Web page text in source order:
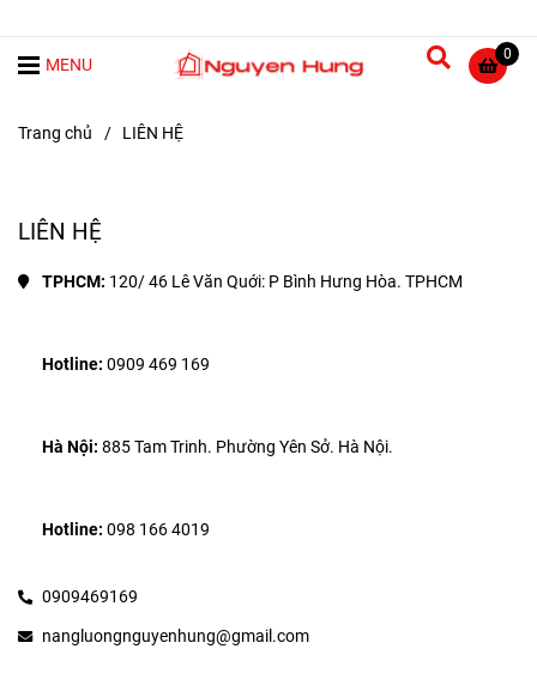
0
MENU
Trang chủ / LIÊN HỆ
LIÊN HỆ
TPHCM: 120/ 46 Lê Văn Quới: P Bình Hưng Hòa. TPHCM
Hotline: 0909 469 169
Hà Nội: 885 Tam Trinh. Phường Yên Sở. Hà Nội.
Hotline: 098 166 4019
0909469169
nangluongnguyenhung@gmail.com